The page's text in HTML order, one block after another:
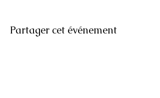
Partager cet événement